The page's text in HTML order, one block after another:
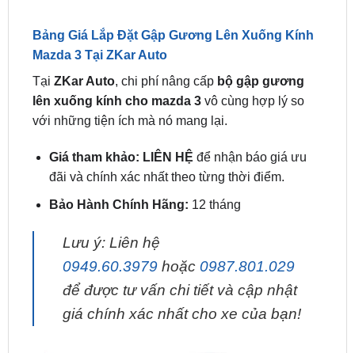
TạiZKar Auto , chi phí nâng cấpbộ gập gương
lên xuống kính cho mazda 3
với những tiện ích mà nó mang lại.
Giá tham khảo: LIÊN HỆđể nhận báo giá ưu
Bảo Hành Chính Hãng:12 tháng
Lưu ý: Liên hệ
để được tư vấn chi tiết và cập nhật
giá chính xác nhất cho xe của bạn!